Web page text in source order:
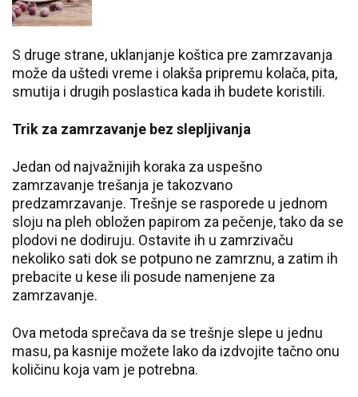
S druge strane, uklanjanje koštica pre zamrzavanja
može da uštedi vreme i olakša pripremu kolača, pita,
smutija i drugih poslastica kada ih budete koristili.
Trik za zamrzavanje bez slepljivanja
Jedan od najvažnijih koraka za uspešno
zamrzavanje trešanja je takozvano
predzamrzavanje. Trešnje se rasporede u jednom
sloju na pleh obložen papirom za pečenje, tako da se
plodovi ne dodiruju. Ostavite ih u zamrzivaču
nekoliko sati dok se potpuno ne zamrznu, a zatim ih
prebacite u kese ili posude namenjene za
zamrzavanje.
Ova metoda sprečava da se trešnje slepe u jednu
masu, pa kasnije možete lako da izdvojite tačno onu
količinu koja vam je potrebna.